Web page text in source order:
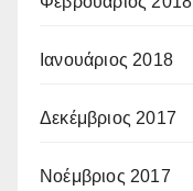
Ιανουάριος 2018
Δεκέμβριος 2017
Νοέμβριος 2017